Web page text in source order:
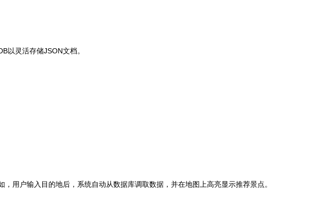
以灵活存储JSON文档。
用户输入目的地后，系统自动从数据库调取数据，并在地图上高亮显示推荐景点。